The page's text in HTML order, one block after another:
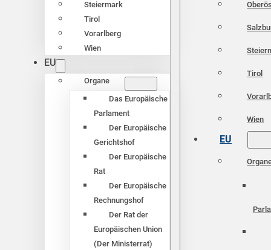
Steiermark
Tirol
Vorarlberg
Wien
EU
Organe
Das Europäische
Parlament
Der Europäische
Gerichtshof
Der Europäische
Rat
Der Europäische
Rechnungshof
Der Rat der
Europäischen Union
(Der Ministerrat)
Tirol
Wien
EU